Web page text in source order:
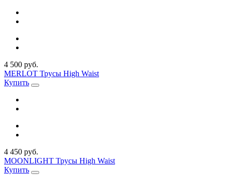
4 500 руб.
MERLOT Трусы High Waist
Купить
4 450 руб.
MOONLIGHT Трусы High Waist
Купить